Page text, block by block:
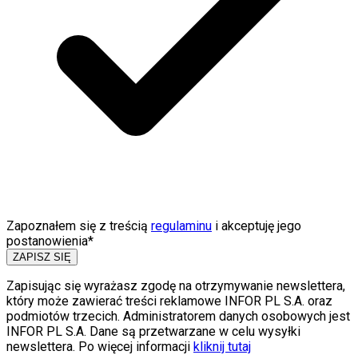
Zapoznałem się z treścią regulaminu i akceptuję jego
postanowienia*
ZAPISZ SIĘ
Zapisując się wyrażasz zgodę na otrzymywanie newslettera,
który może zawierać treści reklamowe INFOR PL S.A. oraz
podmiotów trzecich. Administratorem danych osobowych jest
INFOR PL S.A. Dane są przetwarzane w celu wysyłki
newslettera. Po więcej informacji kliknij tutaj